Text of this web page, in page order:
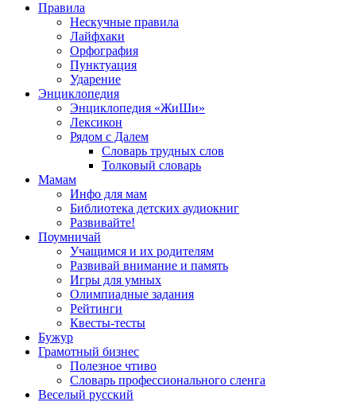
Правила
Нескучные правила
Лайфхаки
Орфография
Пунктуация
Ударение
Энциклопедия
Энциклопедия «ЖиШи»
Лексикон
Рядом с Далем
Словарь трудных слов
Толковый словарь
Мамам
Инфо для мам
Библиотека детских аудиокниг
Развивайте!
Поумничай
Учащимся и их родителям
Развивай внимание и память
Игры для умных
Олимпиадные задания
Рейтинги
Квесты-тесты
Бужур
Грамотный бизнес
Полезное чтиво
Словарь профессионального сленга
Веселый русский